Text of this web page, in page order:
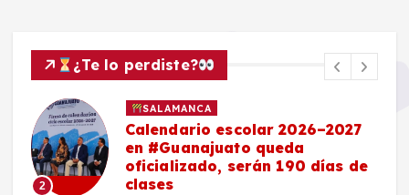
¿Te lo perdiste?
2
SALAMANCA
Calendario escolar 2026–2027
en #Guanajuato queda
oficializado, serán 190 días de
clases